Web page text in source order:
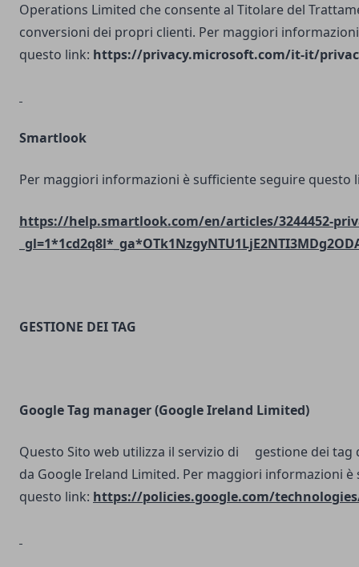
Operations Limited che consente al Titolare del
conversioni dei propri clienti. Per maggiori
questo link: https://privacy.microsoft.com/it-it/
Smartlook
Per maggiori informazioni è sufficiente seguire questo
https://help.smartlook.com/en/articles/3244452-
GESTIONE DEI TAG
Google Tag manager (Google Ireland Limited)
Questo Sito web utilizza il servizio di gestione dei tag
da Google Ireland Limited. Per maggiori informazioni
questo link: https://policies.google.com/